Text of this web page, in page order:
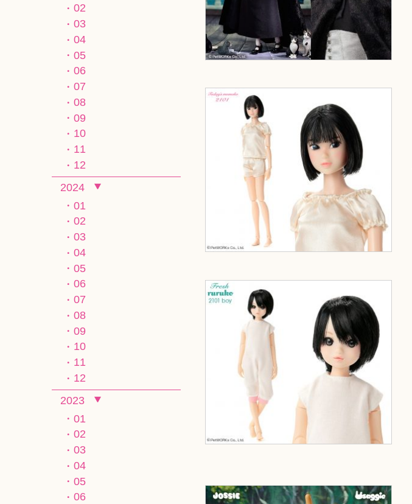
02
03
04
05
06
07
08
09
10
11
12
2024
01
02
03
04
05
06
07
08
09
10
11
12
2023
01
02
03
04
05
06